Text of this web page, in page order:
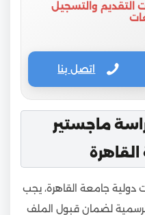
التقديم والتسجيل
اتصل بنا
ماجستير
دولية جامعة القاهرة، يجب
لضمان قبول الملف